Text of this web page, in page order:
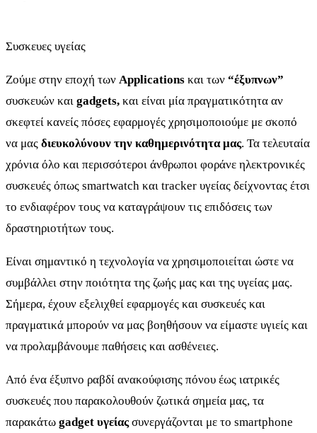
Συσκευες υγείας
Ζούμε στην εποχή των Applications και των “έξυπνων”
συσκευών και gadgets, και είναι μία πραγματικότητα αν
σκεφτεί κανείς πόσες εφαρμογές χρησιμοποιούμε με σκοπό
να μας διευκολύνουν την καθημερινότητα μας. Τα τελευταία
χρόνια όλο και περισσότεροι άνθρωποι φοράνε ηλεκτρονικές
συσκευές όπως smartwatch και tracker υγείας δείχνοντας έτσι
το ενδιαφέρον τους να καταγράψουν τις επιδόσεις των
δραστηριοτήτων τους.
Είναι σημαντικό η τεχνολογία να χρησιμοποιείται ώστε να
συμβάλλει στην ποιότητα της ζωής μας και της υγείας μας.
Σήμερα, έχουν εξελιχθεί εφαρμογές και συσκευές και
πραγματικά μπορούν να μας βοηθήσουν να είμαστε υγιείς και
να προλαμβάνουμε παθήσεις και ασθένειες.
Από ένα έξυπνο ραβδί ανακούφισης πόνου έως ιατρικές
συσκευές που παρακολουθούν ζωτικά σημεία μας, τα
παρακάτω gadget υγείαςσυνεργάζονται με το smartphone